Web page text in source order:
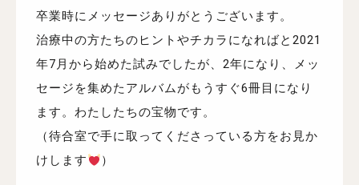
卒業時にメッセージありがとうございます。
治療中の方たちのヒントやチカラになればと2021
年7月から始めた試みでしたが、2年になり、メッ
セージを集めたアルバムがもうすぐ6冊目になり
ます。わたしたちの宝物です。
（待合室で手に取ってくださっている方をお見か
けします
）